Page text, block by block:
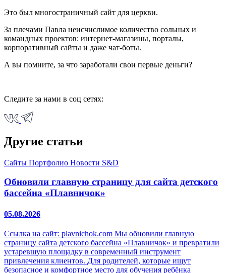
Это был многостраничный сайт для церкви.
За плечами Павла неисчислимое количество сольных и
командных проектов: интернет-магазины, порталы,
корпоративный сайты и даже чат-боты.
А вы помните, за что заработали свои первые деньги?
Следите за нами в соц сетях:
Другие статьи
Сайты Портфолио Новости S&D
Обновили главную страницу для сайта детского
бассейна «Плавничок»
05.08.2026
Ссылка на сайт: plavnichok.com Мы обновили главную
страницу сайта детского бассейна «Плавничок» и превратили
устаревшую площадку в современный инструмент
привлечения клиентов. Для родителей, которые ищут
безопасное и комфортное место для обучения ребёнка